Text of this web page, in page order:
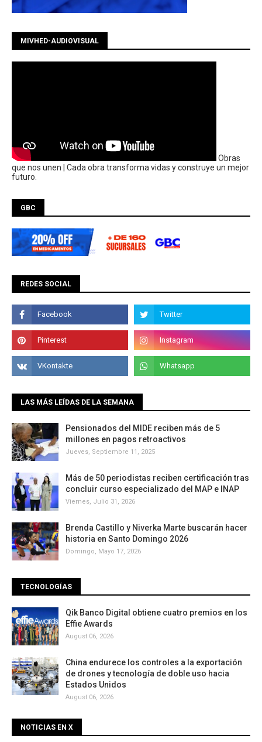
MIVHED-AUDIOVISUAL
Obras
que nos unen | Cada obra transforma vidas y construye un mejor
futuro.
GBC
REDES SOCIAL
LAS MÁS LEÍDAS DE LA SEMANA
Pensionados del MIDE reciben más de 5
millones en pagos retroactivos
Jueves, Septiembre 11, 2025
Más de 50 periodistas reciben certificación tras
concluir curso especializado del MAP e INAP
Viernes, Julio 31, 2026
Brenda Castillo y Niverka Marte buscarán hacer
historia en Santo Domingo 2026
Domingo, Mayo 17, 2026
TECNOLOGÍAS
Qik Banco Digital obtiene cuatro premios en los
Effie Awards
August 06, 2026
China endurece los controles a la exportación
de drones y tecnología de doble uso hacia
Estados Unidos
August 06, 2026
NOTICIAS EN X